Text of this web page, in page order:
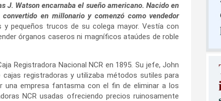
J. Watson encarnaba el sueño americano. Nacido en
en millonario y comenzó como vendedor
y pequeños trucos de su colega mayor. Vestía con
órganos caseros ni magníficos ataúdes de roble
Registradora Nacional NCR en 1895. Su jefe, John
registradoras y utilizaba métodos sutiles para
una empresa fantasma con el fin de eliminar a los
NCR usadas ofreciendo precios ruinosamente